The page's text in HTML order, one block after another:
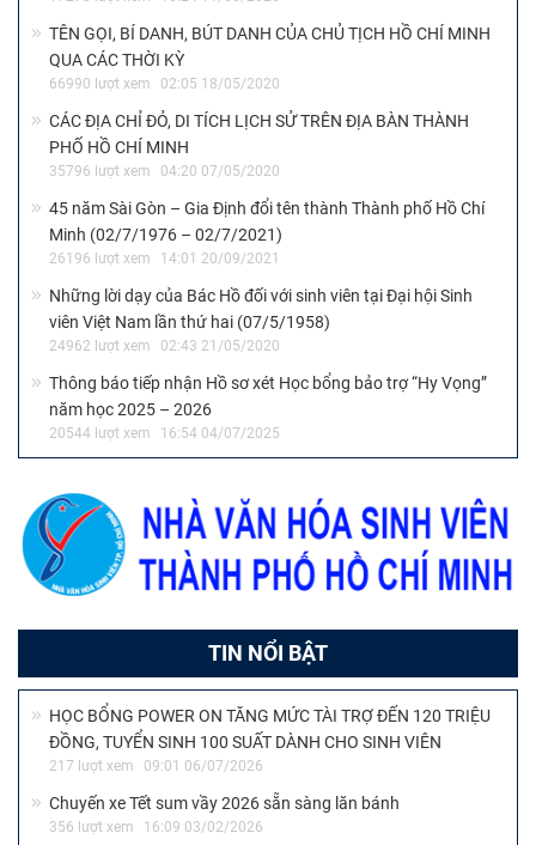
TÊN GỌI, BÍ DANH, BÚT DANH CỦA CHỦ TỊCH HỒ CHÍ MINH
QUA CÁC THỜI KỲ
66990 lượt xem 02:05 18/05/2020
CÁC ĐỊA CHỈ ĐỎ, DI TÍCH LỊCH SỬ TRÊN ĐỊA BÀN THÀNH
PHỐ HỒ CHÍ MINH
35796 lượt xem 04:20 07/05/2020
45 năm Sài Gòn – Gia Định đổi tên thành Thành phố Hồ Chí
Minh (02/7/1976 – 02/7/2021)
26196 lượt xem 14:01 20/09/2021
Những lời dạy của Bác Hồ đối với sinh viên tại Đại hội Sinh
viên Việt Nam lần thứ hai (07/5/1958)
24962 lượt xem 02:43 21/05/2020
Thông báo tiếp nhận Hồ sơ xét Học bổng bảo trợ “Hy Vọng”
năm học 2025 – 2026
20544 lượt xem 16:54 04/07/2025
TIN NỔI BẬT
HỌC BỔNG POWER ON TĂNG MỨC TÀI TRỢ ĐẾN 120 TRIỆU
ĐỒNG, TUYỂN SINH 100 SUẤT DÀNH CHO SINH VIÊN
217 lượt xem 09:01 06/07/2026
Chuyến xe Tết sum vầy 2026 sẵn sàng lăn bánh
356 lượt xem 16:09 03/02/2026